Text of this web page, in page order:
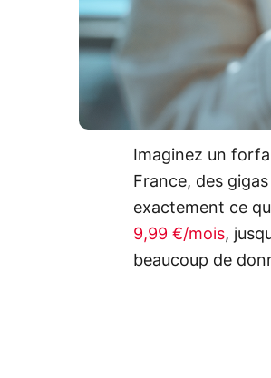
Imaginez un
France, des
exactement ce
9,99 €/mois,
beaucoup de